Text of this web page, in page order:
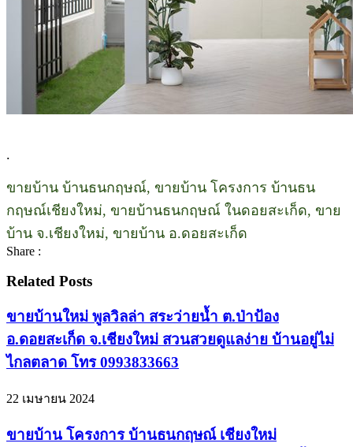
.
ขายบ้าน บ้านธนกฤษณ์, ขายบ้าน โครงการ บ้านธน
กฤษณ์เชียงใหม่, ขายบ้านธนกฤษณ์ ในดอยสะเก็ด, ขาย
บ้าน จ.เชียงใหม่, ขายบ้าน อ.ดอยสะเก็ด
Share :
Related Posts
ขายบ้านใหม่ พูลวิลล่า สระว่ายน้ำ ต.ป่าป้อง
อ.ดอยสะเก็ด จ.เชียงใหม่ สวนสวยดูแลง่าย บ้านอยู่ไม่
ไกลตลาด โทร 0993833663
22 เมษายน 2024
ขายบ้าน โครงการ บ้านธนกฤษณ์ เชียงใหม่